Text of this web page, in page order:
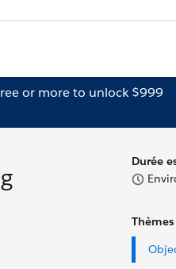
or more to unlock $999
Durée
Thèmes